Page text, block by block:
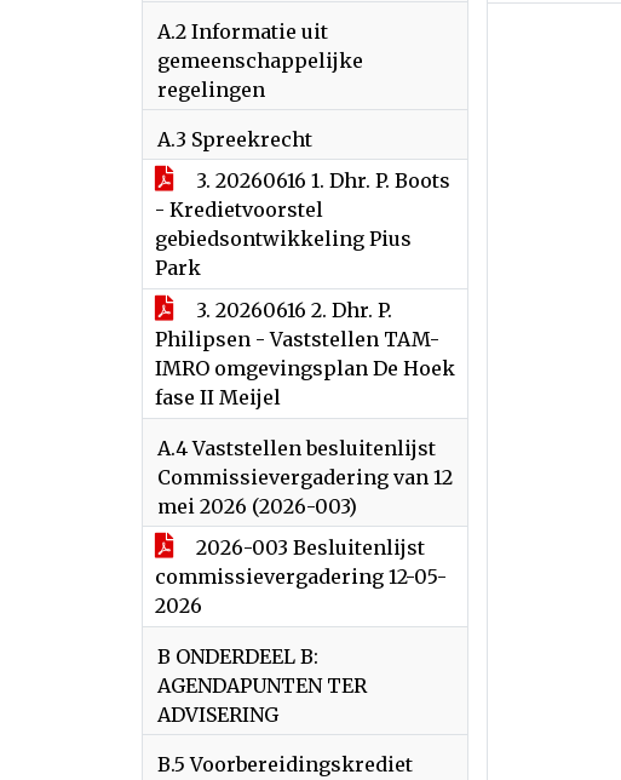
A.2 Informatie uit
gemeenschappelijke
regelingen
A.3 Spreekrecht
3. 20260616 1. Dhr. P. Boots
- Kredietvoorstel
gebiedsontwikkeling Pius
Park
3. 20260616 2. Dhr. P.
Philipsen - Vaststellen TAM-
IMRO omgevingsplan De Hoek
fase II Meijel
A.4 Vaststellen besluitenlijst
Commissievergadering van 12
mei 2026 (2026-003)
2026-003 Besluitenlijst
commissievergadering 12-05-
2026
B ONDERDEEL B:
AGENDAPUNTEN TER
ADVISERING
B.5 Voorbereidingskrediet